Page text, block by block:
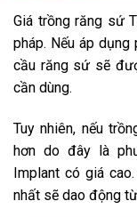
Giá trồng răng sứ
pháp. Nếu áp
cầu răng sứ sẽ
cần dùng.
Tuy nhiên, nếu
hơn do đây là
Implant có giá
nhất sẽ dao động